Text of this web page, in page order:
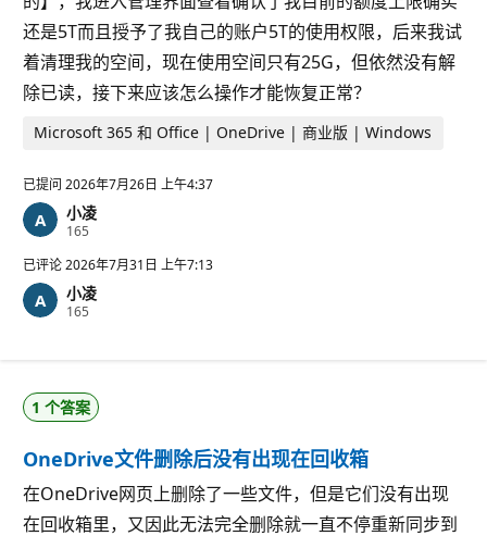
还是5T而且授予了我自己的账户5T的使用权限，后来我试
着清理我的空间，现在使用空间只有25G，但依然没有解
除已读，接下来应该怎么操作才能恢复正常？
Microsoft 365 和 Office | OneDrive | 商业版 | Windows
已提问 2026年7月26日 上午4:37
小凌
165
分
已评论2026年7月31日 上午7:13
小凌
165
1 个答案
OneDrive文件删除后没有出现在回收箱
在OneDrive网页上删除了一些文件，但是它们没有出现
在回收箱里，又因此无法完全删除就一直不停重新同步到